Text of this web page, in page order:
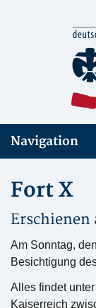
Navigation
Fort X
Erschienen
Am Sonntag,
Besichtigung
Alles findet
Kaiserreich